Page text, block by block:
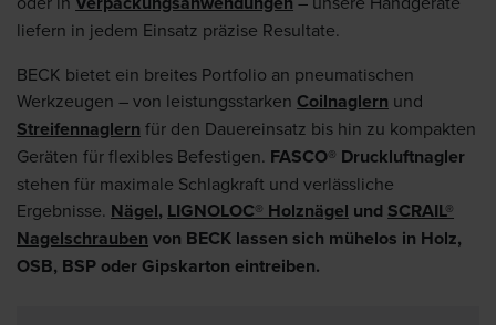
liefern in jedem Einsatz präzise Resultate.
BECK bietet ein breites Portfolio an pneumatischen
Werkzeugen – von leistungsstarkenCoilnaglern und
Streifennaglern für den Dauereinsatz bis hin zu kompakten
Geräten für flexibles Befestigen. FASCO® Druckluftnagler
stehen für maximale Schlagkraft und verlässliche
Ergebnisse. Nägel, LIGNOLOC® Holznägel und SCRAIL®
Nagelschrauben von BECK lassen sich mühelos in Holz,
OSB, BSP oder Gipskarton eintreiben.